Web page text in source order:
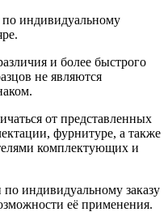
индивидуальному
и более быстрого
не являются
от представленных
фурнитуре, а также
комплектующих и
индивидуальному заказу
её применения.